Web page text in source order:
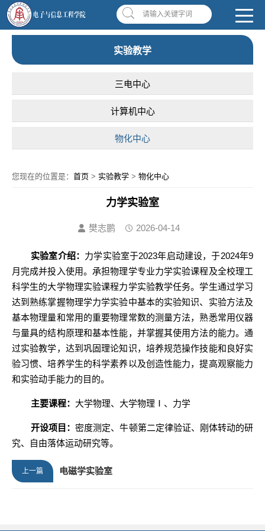
南昌应用技术师范学院，助你圆梦! 学校首页| OA系统 违反师德举报信箱
请输入关键字词
实验教学
三电中心
计算机中心
物化中心
您现在的位置是： 首页 > 实验教学 > 物化中心
力学实验室
樊志鹏 2026-04-14
实验室介绍： 力学实验室于2023年启动建设，于2024年9
月完成并投入使用。承担物理学专业力学实验课程及全校理工
科学生的大学物理实验课程力学实验教学任务。学生通过学习
达到熟练掌握物理学力学实验中基本的实验知识、实验方法及
基本物理量和常用的重要物理常数的测量方法，熟悉常用仪器
与量具的结构原理和基本性能，并掌握其使用方法的能力。通
过实验教学，达到巩固理论知识，培养规范操作技能和良好实
验习惯、培养学生的科学素养以及创造性能力，提高观察能力
和实验动手能力的目的。
主要课程： 大学物理、 大学物理 Ⅰ、力学
开设项目：密度测定、牛顿第二定律验证、刚体转动的研
究、自由落体运动研究等。
上一篇 电磁学实验室